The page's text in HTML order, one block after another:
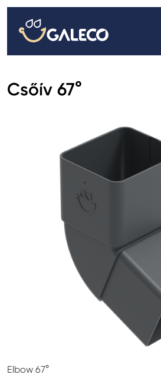
Csőív 67°
Elbow 67°
ROOFGUTTER CLASSIC
GALECO GRIN MOD
GALECO BROSA MODULOS CSEREPESLEMEZ
GALECO PVC ERESZCSATORNA RENDSZER
GALECO STAL ERESZCSATORNA RENDSZER
ERESZCSATORNA RENDSZER
GALECO REJTETT ERESZCSATORNA RENDSZER
QSTALYO ERESZCSATORNA RENDSZER
GALECO LEMEZTERMÉKEK ÉS TETŐKIEGÉSZÍTŐK
CLAMPINE SZERELŐ PLATFORMOK